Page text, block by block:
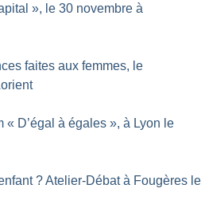
», le 30 novembre à
faites aux femmes, le
« D’égal à égales », à Lyon le
? Atelier-Débat à Fougères le